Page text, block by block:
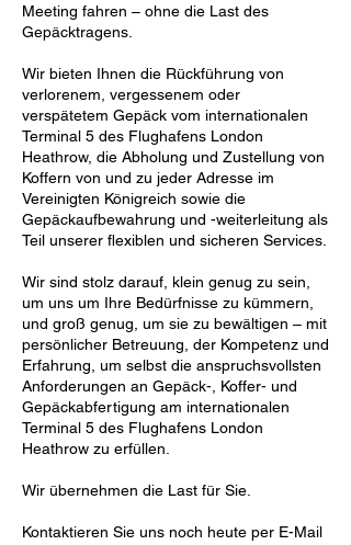
Meeting fahren – ohne die Last des
Gepäcktragens.
Wir bieten Ihnen die Rückführung von
verlorenem, vergessenem oder
verspätetem Gepäck vom internationalen
Terminal 5 des Flughafens London
Heathrow, die Abholung und Zustellung von
Koffern von und zu jeder Adresse im
Vereinigten Königreich sowie die
Gepäckaufbewahrung und -weiterleitung als
Teil unserer flexiblen und sicheren Services.
Wir sind stolz darauf, klein genug zu sein,
um uns um Ihre Bedürfnisse zu kümmern,
und groß genug, um sie zu bewältigen – mit
persönlicher Betreuung, der Kompetenz und
Erfahrung, um selbst die anspruchsvollsten
Anforderungen an Gepäck-, Koffer- und
Gepäckabfertigung am internationalen
Terminal 5 des Flughafens London
Heathrow zu erfüllen.
Wir übernehmen die Last für Sie.
Kontaktieren Sie uns noch heute per E-Mail